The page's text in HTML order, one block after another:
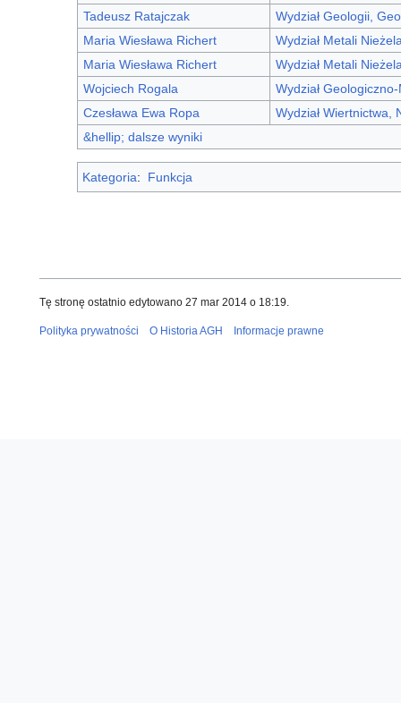
Tadeusz Ratajczak
Wydział Geologii,
Maria Wiesława Richert
Wydział Metali
Maria Wiesława Richert
Wydział Metali
Wojciech Rogala
Wydział
Czesława Ewa Ropa
Wydział Wiertnictwa,
&hellip; dalsze wyniki
Kategoria: Funkcja
Tę stronę ostatnio edytowano 27 mar 2014 o 18:19.
Polityka prywatności O Historia AGH Informacje prawne